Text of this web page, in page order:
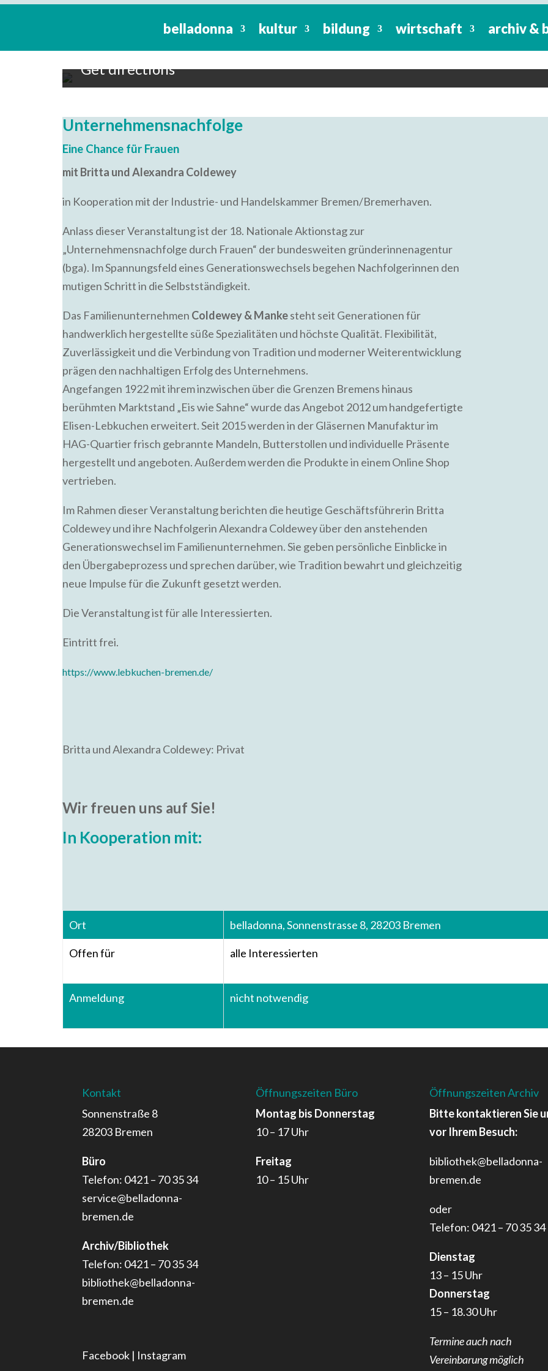
belladonna kultur bildung wirtschaft archiv &
19:00 To 21:00 -24. Juni 2026
belladonna - Kultur, Bildung und Wirtschaft für Frauen e.V.,
Get directions
Unternehmensnachfolge
Eine Chance für Frauen
mit Britta und Alexandra Coldewey
in Kooperation mit der Industrie- und Handelskammer Bremen/Bremerhaven.
Anlass dieser Veranstaltung ist der 18. Nationale Aktionstag zur
„Unternehmensnachfolge durch Frauen“ der bundesweiten gründerinnenagentur
(bga). Im Spannungsfeld eines Generationswechsels begehen Nachfolgerinnen den
mutigen Schritt in die Selbstständigkeit.
Das Familienunternehmen Coldewey & Mankesteht seit Generationen für
handwerklich hergestellte süße Spezialitäten und höchste Qualität. Flexibilität,
Zuverlässigkeit und die Verbindung von Tradition und moderner Weiterentwicklung
prägen den nachhaltigen Erfolg des Unternehmens.
Angefangen 1922 mit ihrem inzwischen über die Grenzen Bremens hinaus
berühmten Marktstand „Eis wie Sahne“ wurde das Angebot 2012 um handgefertigte
Elisen-Lebkuchen erweitert. Seit 2015 werden in der Gläsernen Manufaktur im
HAG-Quartier frisch gebrannte Mandeln, Butterstollen und individuelle Präsente
hergestellt und angeboten. Außerdem werden die Produkte in einem Online Shop
vertrieben.
Im Rahmen dieser Veranstaltung berichten die heutige Geschäftsführerin Britta
Coldewey und ihre Nachfolgerin Alexandra Coldewey über den anstehenden
Generationswechsel im Familienunternehmen. Sie geben persönliche Einblicke in
den Übergabeprozess und sprechen darüber, wie Tradition bewahrt und gleichzeitig
neue Impulse für die Zukunft gesetzt werden.
Die Veranstaltung ist für alle Interessierten.
Eintritt frei.
https://www.lebkuchen-bremen.de/
Britta und Alexandra Coldewey: Privat
Wir freuen uns auf Sie!
In Kooperation mit:
Ort belladonna, Sonnenstrasse 8, 28203 Bremen
Offen für alle Interessierten
Anmeldung nicht notwendig
Kontakt
Sonnenstraße 8
28203 Bremen
Büro
Telefon: 0421 – 70 35 34
service@belladonna-
bremen.de
Archiv/Bibliothek
Telefon: 0421 – 70 35 34
bibliothek@belladonna-
bremen.de
Facebook | Instagram
Öffnungszeiten Büro
Montag bis Donnerstag
10 – 17 Uhr
Freitag
10 – 15 Uhr
Öffnungszeiten Archiv
Bitte kontaktieren Sie
vor Ihrem Besuch:
bibliothek@belladonna-
bremen.de
oder
Telefon: 0421 – 70 35 34
Dienstag
13 – 15 Uhr
Donnerstag
15 – 18.30 Uhr
Termine auch nach
Vereinbarung möglich